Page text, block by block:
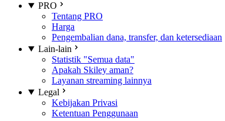
PRO
Tentang PRO
Harga
Pengembalian dana, transfer, dan ketersediaan
Lain-lain
Statistik "Semua data"
Apakah Skiley aman?
Layanan streaming lainnya
Legal
Kebijakan Privasi
Ketentuan Penggunaan